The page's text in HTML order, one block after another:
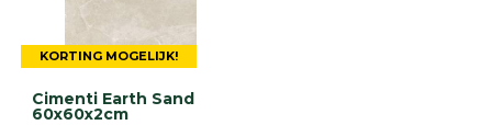
KORTING MOGELIJK!
Cimenti Earth Sand
60x60x2cm